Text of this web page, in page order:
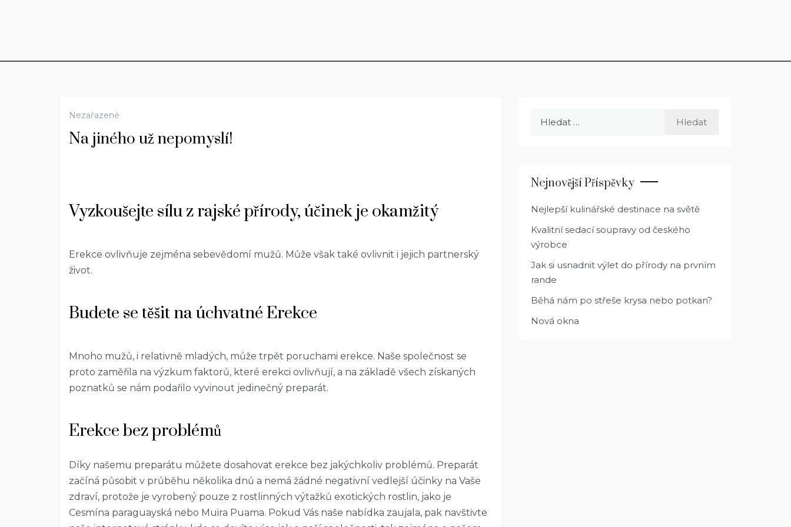
Nezařazené
Na jiného už nepomyslí!
Vyzkoušejte sílu z rajské přírody, účinek je okamžitý
Erekce ovlivňuje zejména sebevědomí mužů. Může však také ovlivnit i jejich partnerský
život.
Budete se těšit na úchvatné Erekce
Mnoho mužů, i relativně mladých, může trpět poruchami erekce. Naše společnost se
proto zaměřila na výzkum faktorů, které erekci ovlivňují, a na základě všech získaných
poznatků se nám podařilo vyvinout jedinečný preparát.
Erekce bez problémů
Díky našemu preparátu můžete dosahovat erekce bez jakýchkoliv problémů. Preparát
začíná působit v průběhu několika dnů a nemá žádné negativní vedlejší účinky na Vaše
zdraví, protože je vyrobený pouze z rostlinných výtažků exotických rostlin, jako je
Cesmína paraguayská nebo Muira Puama. Pokud Vás naše nabídka zaujala, pak navštivte
Nejnovější Příspěvky
Nejlepší kulinářské destinace na světě
Kvalitní sedací soupravy od českého
výrobce
Jak si usnadnit výlet do přírody na prvním
rande
Běhá nám po střeše krysa nebo potkan?
Nová okna